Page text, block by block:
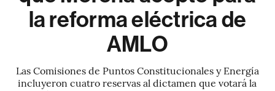
la reforma eléctrica de
AMLO
Las Comisiones de Puntos Constitucionales y Energía
incluyeron cuatro reservas al dictamen que votará la